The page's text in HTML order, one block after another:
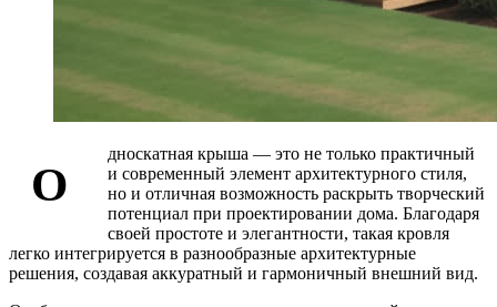
О
дноскатная крыша — это не только практичный
и современный элемент архитектурного стиля,
но и отличная возможность раскрыть творческий
потенциал при проектировании дома. Благодаря
своей простоте и элегантности, такая кровля
легко интегрируется в разнообразные архитектурные
решения, создавая аккуратный и гармоничный внешний вид.